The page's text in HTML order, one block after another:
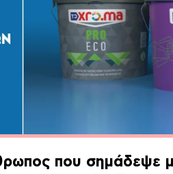
που σημάδεψε